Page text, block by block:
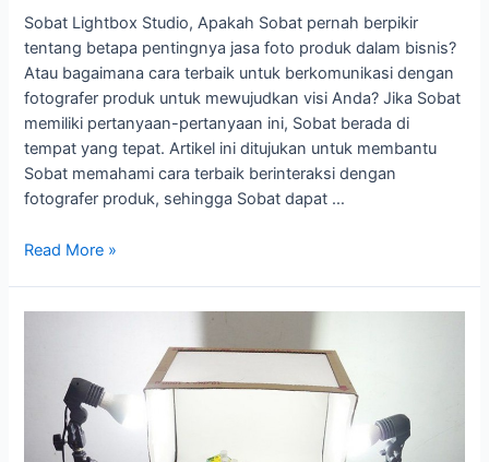
Sobat Lightbox Studio, Apakah Sobat pernah berpikir
tentang betapa pentingnya jasa foto produk dalam bisnis?
Atau bagaimana cara terbaik untuk berkomunikasi dengan
fotografer produk untuk mewujudkan visi Anda? Jika Sobat
memiliki pertanyaan-pertanyaan ini, Sobat berada di
tempat yang tepat. Artikel ini ditujukan untuk membantu
Sobat memahami cara terbaik berinteraksi dengan
fotografer produk, sehingga Sobat dapat …
Read More »
menarik
dengan